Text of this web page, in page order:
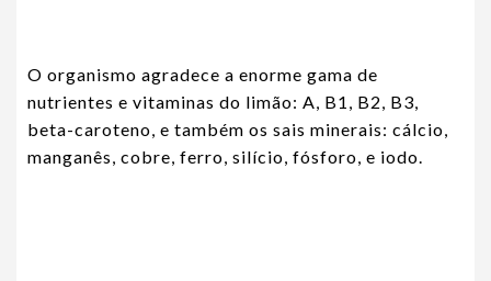
O organismo agradece a enorme gama de
nutrientes e vitaminas do limão: A, B1, B2, B3,
beta-caroteno, e também os sais minerais: cálcio,
manganês, cobre, ferro, silício, fósforo, e iodo.